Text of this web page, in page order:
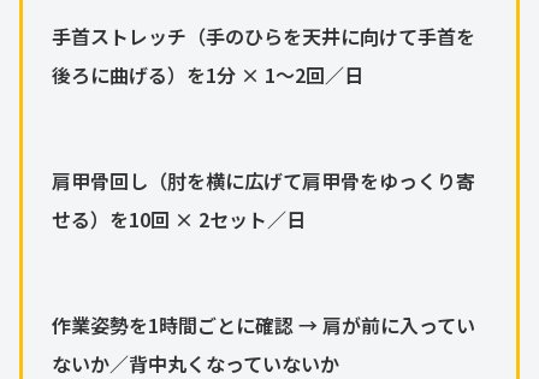
手首ストレッチ（手のひらを天井に向けて手首を
後ろに曲げる）を1分 × 1〜2回／日
肩甲骨回し（肘を横に広げて肩甲骨をゆっくり寄
せる）を10回 × 2セット／日
作業姿勢を1時間ごとに確認 → 肩が前に入ってい
ないか／背中丸くなっていないか